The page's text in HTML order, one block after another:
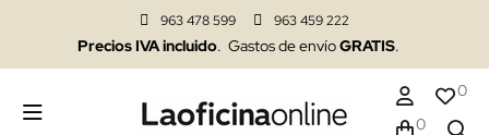
963 478 599 963 459 222
Precios IVA incluido. Gastos de envíoGRATIS.
0
0